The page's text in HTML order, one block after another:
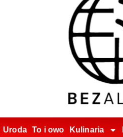
Uroda To i owo Kulinaria